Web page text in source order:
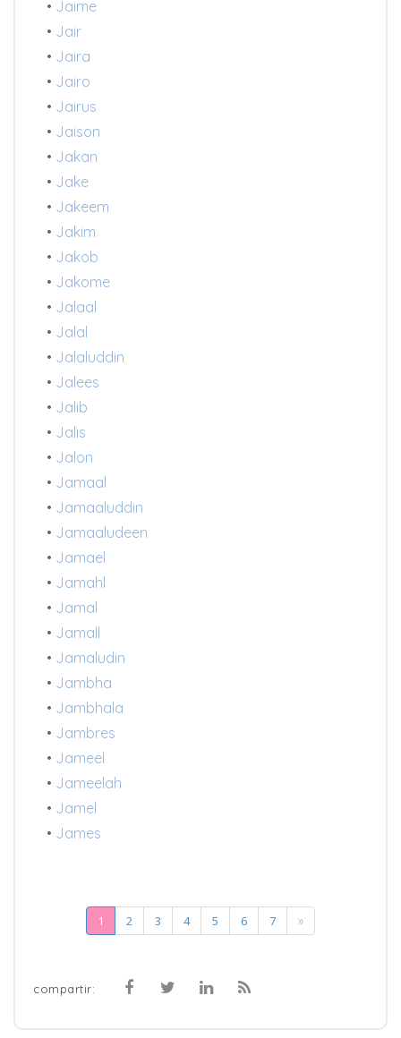
• Jaime
• Jair
• Jaira
• Jairo
• Jairus
• Jaison
• Jakan
• Jake
• Jakeem
• Jakim
• Jakob
• Jakome
• Jalaal
• Jalal
• Jalaluddin
• Jalees
• Jalib
• Jalis
• Jalon
• Jamaal
• Jamaaluddin
• Jamaaludeen
• Jamael
• Jamahl
• Jamal
• Jamall
• Jamaludin
• Jambha
• Jambhala
• Jambres
• Jameel
• Jameelah
• Jamel
• James
1 2 3 4 5 6 7 »
compartir: